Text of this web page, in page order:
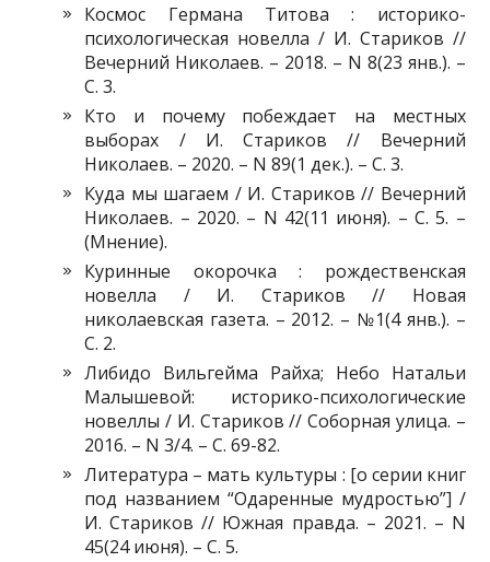
Космос Германа Титова : историко-
психологическая новелла / И. Стариков //
Вечерний Николаев. – 2018. – N 8(23 янв.). –
С. 3.
Кто и почему побеждает на местных
выборах / И. Стариков // Вечерний
Николаев. – 2020. – N 89(1 дек.). – С. 3.
Куда мы шагаем / И. Стариков // Вечерний
Николаев. – 2020. – N 42(11 июня). – С. 5. –
(Мнение).
Куринные окорочка : рождественская
новелла / И. Стариков // Новая
николаевская газета. – 2012. – №1(4 янв.). –
С. 2.
Либидо Вильгейма Райха; Небо Натальи
Малышевой: историко-психологические
новеллы / И. Стариков // Соборная улица. –
2016. – N 3/4. – С. 69-82.
Литература – мать культуры : [о серии книг
под названием “Одаренные мудростью”] /
И. Стариков // Южная правда. – 2021. – N
45(24 июня). – С. 5.